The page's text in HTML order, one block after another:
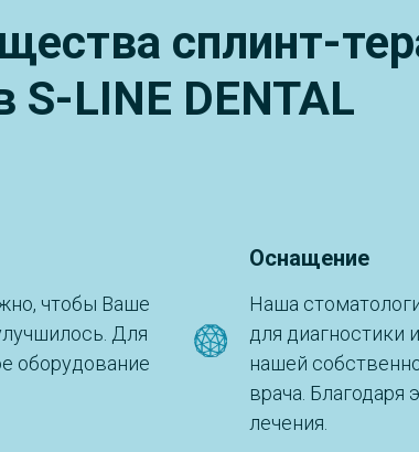
сплинт-
S-LINE DENTAL
чтобы Ваше
Для
оборудование
Оснащение
Наша
для диагностики
нашей
врача.
лечения.